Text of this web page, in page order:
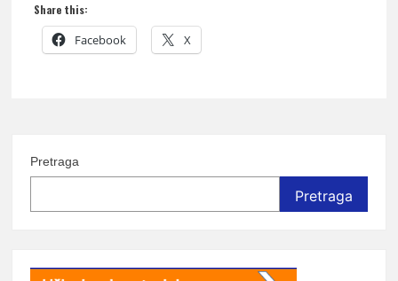
Share this:
Facebook X
Pretraga
Pretraga